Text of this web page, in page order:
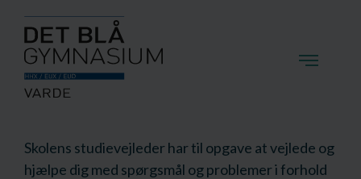
Skolens studievejleder har til opgave at vejlede og
hjælpe dig med spørgsmål og problemer i forhold